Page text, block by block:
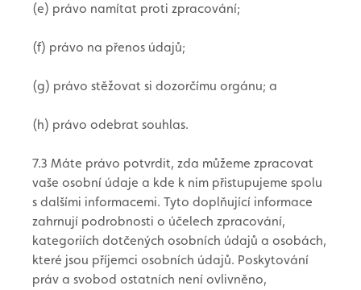
(e) právo namítat proti zpracování;
(f) právo na přenos údajů;
(g) právo stěžovat si dozorčímu orgánu; a
(h) právo odebrat souhlas.
7.3 Máte právo potvrdit, zda můžeme zpracovat
vaše osobní údaje a kde k nim přistupujeme spolu
s dalšími informacemi. Tyto doplňující informace
zahrnují podrobnosti o účelech zpracování,
kategoriích dotčených osobních údajů a osobách,
které jsou příjemci osobních údajů. Poskytování
práv a svobod ostatních není ovlivněno,